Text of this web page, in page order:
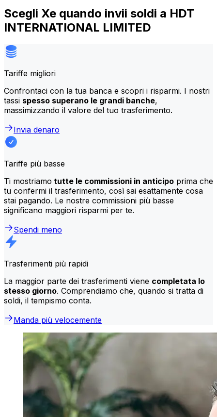
Scegli Xe quando invii soldi a HDT
INTERNATIONAL LIMITED
Tariffe migliori
Confrontaci con la tua banca e scopri i risparmi. I nostri
tassi spesso superano le grandi banche,
massimizzando il valore del tuo trasferimento.
Invia denaro
Tariffe più basse
Ti mostriamo tutte le commissioni in anticipo prima che
tu confermi il trasferimento, così sai esattamente cosa
stai pagando. Le nostre commissioni più basse
significano maggiori risparmi per te.
Spendi meno
Trasferimenti più rapidi
La maggior parte dei trasferimenti viene completata lo
stesso giorno. Comprendiamo che, quando si tratta di
soldi, il tempismo conta.
Manda più velocemente